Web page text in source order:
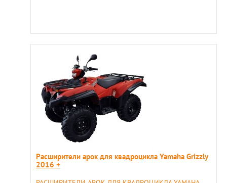
Расширители арок для квадроцикла Yamaha Grizzly
2016 +